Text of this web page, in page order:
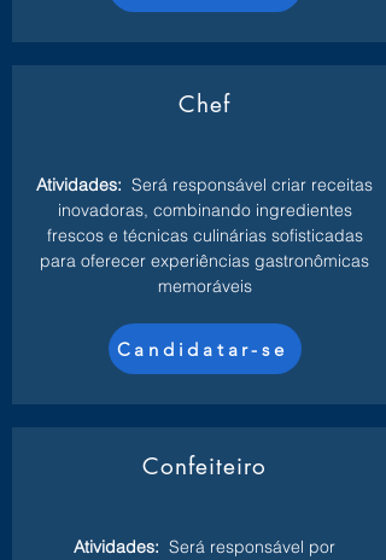
Chef
Atividades: Será responsável criar receitas
inovadoras, combinando ingredientes
frescos e técnicas culinárias sofisticadas
para oferecer experiências gastronômicas
memoráveis
Candidatar-se
Confeiteiro
Atividades: Será responsável por